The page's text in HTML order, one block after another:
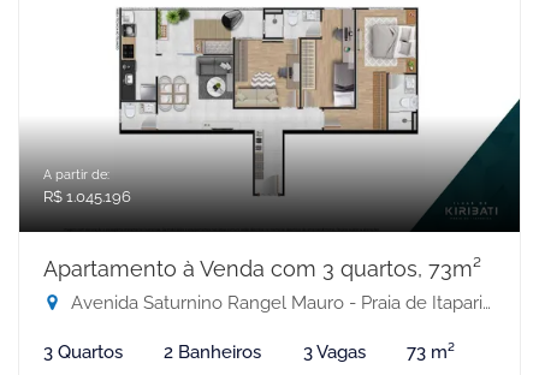
A partir de:
R$ 1.045.196
Apartamento à Venda com 3 quartos, 73m²
Avenida Saturnino Rangel Mauro - Praia de Itaparica, Vila Velha-ES
3 Quartos 2 Banheiros 3 Vagas 73 m²